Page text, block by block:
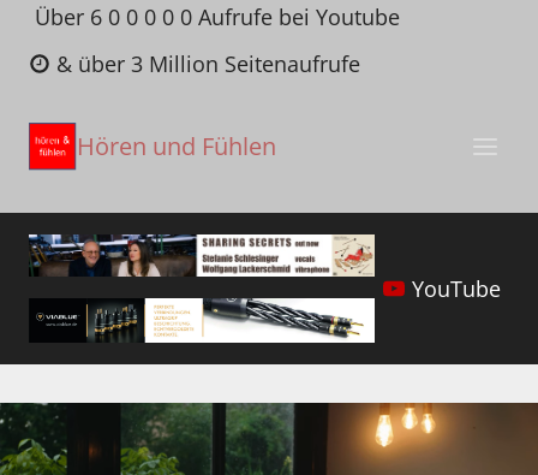
Zum
Inhalt
springen
Über 6 0 0 0 0 0 Aufrufe bei Youtube
& über 3 Million Seitenaufrufe
Hören und Fühlen
YouTube